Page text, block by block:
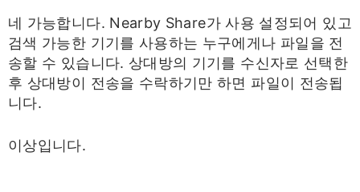
네 가능합니다. Nearby Share가 사용 설정되어 있고
검색 가능한 기기를 사용하는 누구에게나 파일을 전
송할 수 있습니다. 상대방의 기기를 수신자로 선택한
후 상대방이 전송을 수락하기만 하면 파일이 전송됩
니다.
이상입니다.